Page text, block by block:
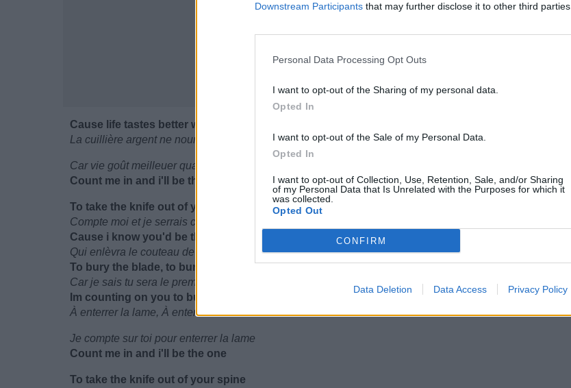
Downstream Participants that may further disclose it to other third parties.
Personal Data Processing Opt Outs
I want to opt-out of the Sharing of my personal data.
Opted In
I want to opt-out of the Sale of my Personal Data.
Opted In
I want to opt-out of Collection, Use, Retention, Sale, and/or Sharing
of my Personal Data that Is Unrelated with the Purposes for which it
was collected.
Opted Out
CONFIRM
Data Deletion Data Access Privacy Policy
Cause life tastes better when your eat with your hands
La cuillière argent ne nourrira pas tes amis
Car vie goût meilleuer quand on mange avec ses mains
Count me in and i'll be the one
To take the knife out of your spine
Compte moi et je serrais celui
Cause i know you'd be the first
Qui enlèvra le couteau de ton dos
To bury the blade, to bury the blade
Car je sais tu sera le premier
Im counting on you to bury the blade
À enterrer la lame, À enterrer la lame
Je compte sur toi pour enterrer la lame
Count me in and i'll be the one
To take the knife out of your spine